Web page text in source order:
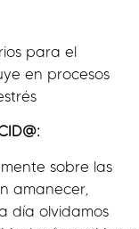
para el
en procesos
sobre las
amanecer,
día olvidamos